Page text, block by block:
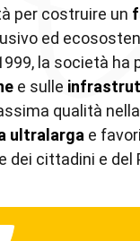
per costruire un
ed
la società ha
e sulle
qualità
ultralarga e
dei cittadini e del